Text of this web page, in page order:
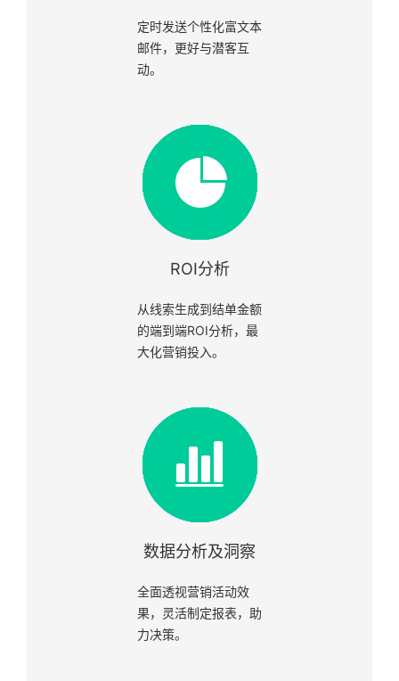
定时发送个性化富文本
邮件，更好与潜客互
动。
ROI分析
从线索生成到结单金额
的端到端ROI分析，最
大化营销投入。
数据分析及洞察
全面透视营销活动效
果，灵活制定报表，助
力决策。